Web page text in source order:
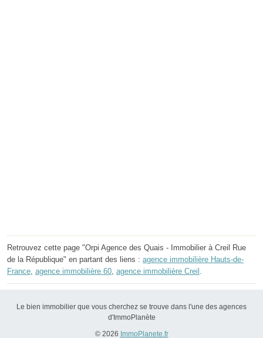
Retrouvez cette page "Orpi Agence des Quais - Immobilier à Creil Rue
de la République" en partant des liens : agence immobilière Hauts-de-
France, agence immobilière 60, agence immobilière Creil .
Le bien immobilier que vous cherchez se trouve dans l'une des agences
d'ImmoPlanète
© 2026 ImmoPlanete.fr